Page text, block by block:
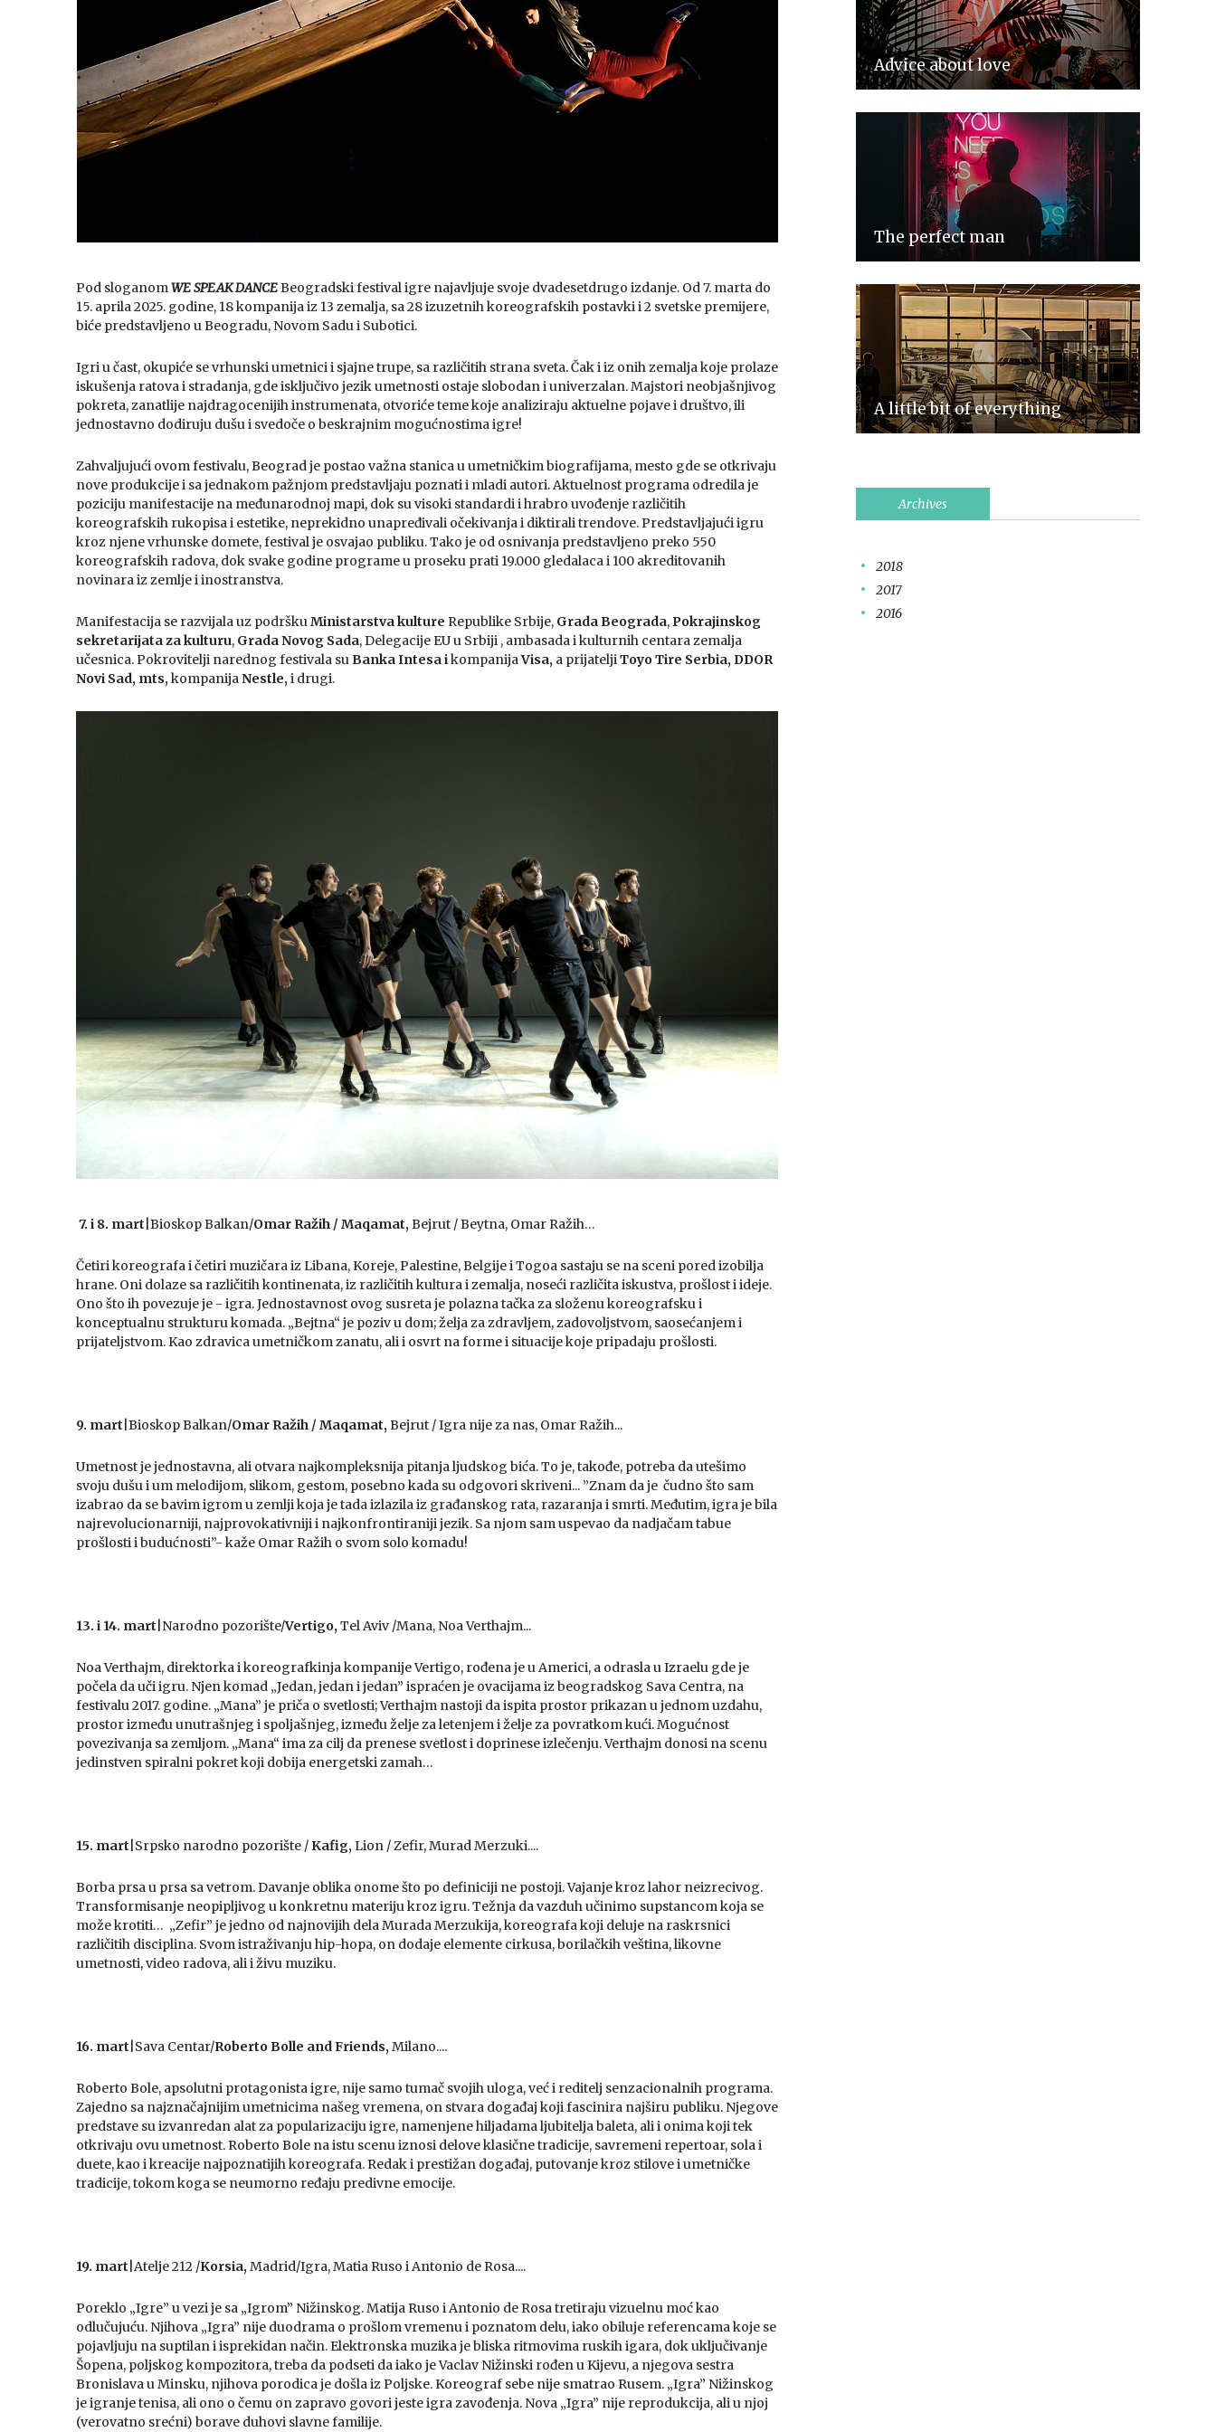
Pod sloganomWE SPEAK DANCEBeogradski festival igre najavljuje svoje dvadesetdrugo izdanje. Od 7. marta do
15. aprila 2025. godine, 18 kompanija iz 13 zemalja, sa 28 izuzetnih koreografskih postavki i 2 svetske premijere,
biće predstavljeno u Beogradu, Novom Sadu i Subotici.
Igri u čast, okupiće se vrhunski umetnici i sjajne trupe, sa različitih strana sveta. Čak i iz onih zemalja koje prolaze
iskušenja ratova i stradanja, gde isključivo jezik umetnosti ostaje slobodan i univerzalan. Majstori neobjašnjivog
pokreta, zanatlije najdragocenijih instrumenata, otvoriće teme koje analiziraju aktuelne pojave i društvo, ili
jednostavno dodiruju dušu i svedoče o beskrajnim mogućnostima igre!
Zahvaljujući ovom festivalu, Beograd je postao važna stanica u umetničkim biografijama, mesto gde se otkrivaju
nove produkcije i sa jednakom pažnjom predstavljaju poznati i mladi autori. Aktuelnost programa odredila je
poziciju manifestacije na međunarodnoj mapi, dok su visoki standardi i hrabro uvođenje različitih
koreografskih rukopisa i estetike, neprekidno unapređivali očekivanja i diktirali trendove. Predstavljajući igru
kroz njene vrhunske domete, festival je osvajao publiku. Tako je od osnivanja predstavljeno preko 550
koreografskih radova, dok svake godine programe u proseku prati 19.000 gledalaca i 100 akreditovanih
novinara iz zemlje i inostranstva.
Manifestacija se razvijala uz podrškuMinistarstva kulture Republike Srbije, Grada Beograda, Pokrajinskog
sekretarijata za kulturu, Grada Novog Sada, Delegacije EU u Srbiji , ambasada i kulturnih centara zemalja
učesnica. Pokrovitelji narednog festivala suBanka Intesa ikompanijaVisa, a prijateljiToyo Tire Serbia, DDOR
Novi Sad, mts,kompanijaNestle,i drugi.
7. i 8. mart |Bioskop Balkan/Omar Ražih / Maqamat,Bejrut / Beytna, Omar Ražih…
Četiri koreografa i četiri muzičara iz Libana, Koreje, Palestine, Belgije i Togoa sastaju se na sceni pored izobilja
hrane. Oni dolaze sa različitih kontinenata, iz različitih kultura i zemalja, noseći različita iskustva, prošlost i ideje.
Ono što ih povezuje je - igra. Jednostavnost ovog susreta je polazna tačka za složenu koreografsku i
konceptualnu strukturu komada. „Bejtna“ je poziv u dom; želja za zdravljem, zadovoljstvom, saosećanjem i
prijateljstvom. Kao zdravica umetničkom zanatu, ali i osvrt na forme i situacije koje pripadaju prošlosti.
9. mart |Bioskop Balkan/Omar Ražih / Maqamat,Bejrut / Igra nije za nas, Omar Ražih...
Umetnost je jednostavna, ali otvara najkompleksnija pitanja ljudskog bića. To je, takođe, potreba da utešimo
svoju dušu i um melodijom, slikom, gestom, posebno kada su odgovori skriveni... ”Znam da je čudno što sam
izabrao da se bavim igrom u zemlji koja je tada izlazila iz građanskog rata, razaranja i smrti. Međutim, igra je bila
najrevolucionarniji, najprovokativniji i najkonfrontiraniji jezik. Sa njom sam uspevao da nadjačam tabue
prošlosti i budućnosti”- kaže Omar Ražih o svom solo komadu!
13. i 14. mart |Narodno pozorište/Vertigo,Tel Aviv /Mana, Noa Verthajm...
Noa Verthajm, direktorka i koreografkinja kompanije Vertigo, rođena je u Americi, a odrasla u Izraelu gde je
počela da uči igru. Njen komad „Jedan, jedan i jedan” ispraćen je ovacijama iz beogradskog Sava Centra, na
festivalu 2017. godine. „Mana” je priča o svetlosti; Verthajm nastoji da ispita prostor prikazan u jednom uzdahu,
prostor između unutrašnjeg i spoljašnjeg, između želje za letenjem i želje za povratkom kući. Mogućnost
povezivanja sa zemljom. „Mana“ ima za cilj da prenese svetlost i doprinese izlečenju. Verthajm donosi na scenu
jedinstven spiralni pokret koji dobija energetski zamah…
15. mart |Srpsko narodno pozorište / Kafig, Lion / Zefir, Murad Merzuki....
Borba prsa u prsa sa vetrom. Davanje oblika onome što po definiciji ne postoji. Vajanje kroz lahor neizrecivog.
Transformisanje neopipljivog u konkretnu materiju kroz igru. Težnja da vazduh učinimo supstancom koja se
može krotiti… „Zefir” je jedno od najnovijih dela Murada Merzukija, koreografa koji deluje na raskrsnici
različitih disciplina. Svom istraživanju hip-hopa, on dodaje elemente cirkusa, borilačkih veština, likovne
umetnosti, video radova, ali i živu muziku.
16. mart |Sava Centar/Roberto Bolle and Friends,Milano....
Roberto Bole, apsolutni protagonista igre, nije samo tumač svojih uloga, već i reditelj senzacionalnih programa.
Zajedno sa najznačajnijim umetnicima našeg vremena, on stvara događaj koji fascinira najširu publiku. Njegove
predstave su izvanredan alat za popularizaciju igre, namenjene hiljadama ljubitelja baleta, ali i onima koji tek
otkrivaju ovu umetnost. Roberto Bole na istu scenu iznosi delove klasične tradicije, savremeni repertoar, sola i
duete, kao i kreacije najpoznatijih koreografa. Redak i prestižan događaj, putovanje kroz stilove i umetničke
tradicije, tokom koga se neumorno ređaju predivne emocije.
19. mart |Atelje 212 /Korsia,Madrid/Igra, Matia Ruso i Antonio de Rosa....
Poreklo „Igre” u vezi je sa „Igrom” Nižinskog. Matija Ruso i Antonio de Rosa tretiraju vizuelnu moć kao
odlučujuću. Njihova „Igra” nije duodrama o prošlom vremenu i poznatom delu, iako obiluje referencama koje se
pojavljuju na suptilan i isprekidan način. Elektronska muzika je bliska ritmovima ruskih igara, dok uključivanje
Šopena, poljskog kompozitora, treba da podseti da iako je Vaclav Nižinski rođen u Kijevu, a njegova sestra
Bronislava u Minsku, njihova porodica je došla iz Poljske. Koreograf sebe nije smatrao Rusem. „Igra” Nižinskog
je igranje tenisa, ali ono o čemu on zapravo govori jeste igra zavođenja. Nova „Igra” nije reprodukcija, ali u njoj
(verovatno srećni) borave duhovi slavne familije.
Advice about love
The perfect man
A little bit of everything
Archives
2018
2017
2016